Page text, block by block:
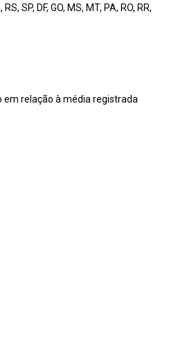
SP, DF, GO, MS, MT, PA, RO, RR,
em relação à média registrada